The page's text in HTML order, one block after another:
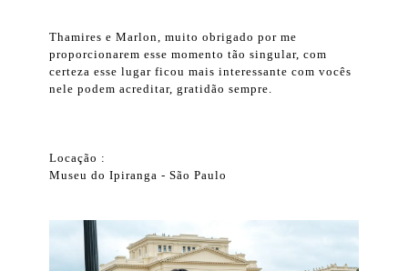
Thamires e Marlon, muito obrigado por me
proporcionarem esse momento tão singular, com
certeza esse lugar ficou mais interessante com vocês
nele podem acreditar, gratidão sempre.
Locação :
Museu do Ipiranga - São Paulo